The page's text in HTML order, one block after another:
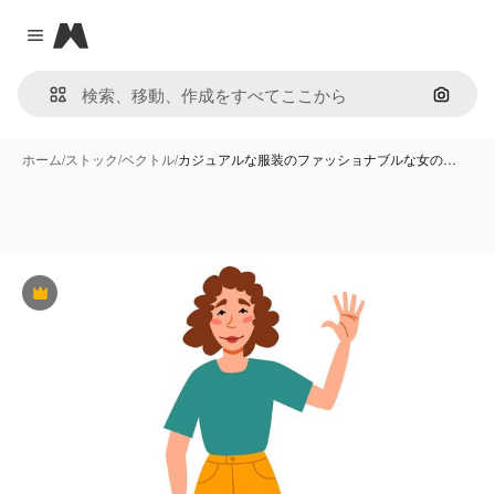
Close menu
Magnific
画像で
ホーム/ストック/ベクトル/カジュアルな服装のファッショナブルな女の…
Premium